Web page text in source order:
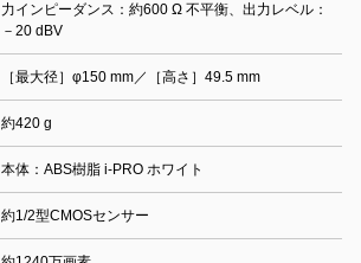
力インピーダンス：約600 Ω 不平衡、出力レベル：
－20 dBV
［最大径］φ150 mm／［高さ］49.5 mm
約420 g
本体：ABS樹脂 i-PRO ホワイト
約1/2型CMOSセンサー